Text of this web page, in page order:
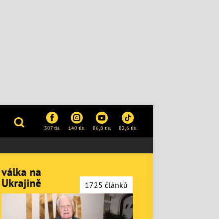
307 tis. 140 tis. 86,8 tis. 82,6 tis.
válka na
Ukrajině 1725 článků